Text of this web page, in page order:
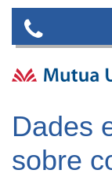
Dades
sobre